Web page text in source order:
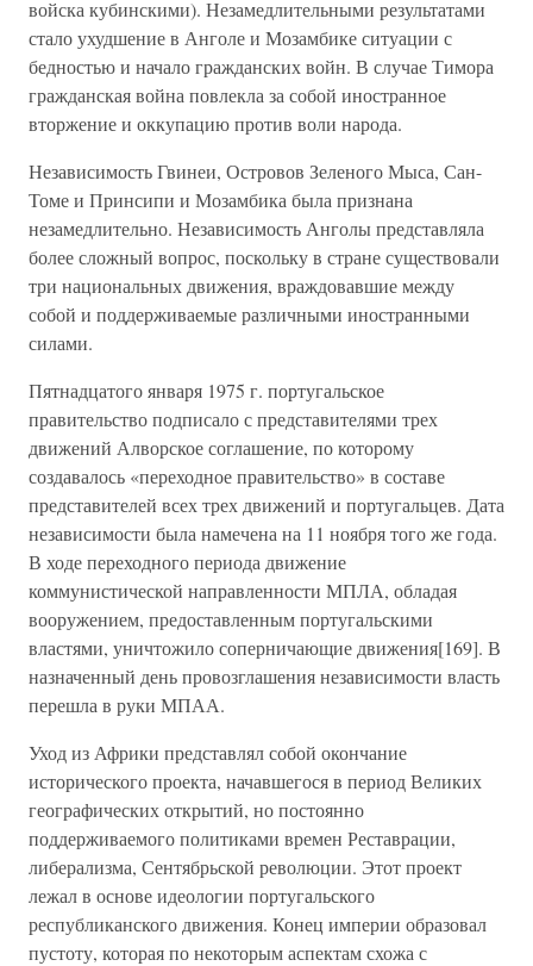
войска кубинскими). Незамедлительными результатами
стало ухудшение в Анголе и Мозамбике ситуации с
бедностью и начало гражданских войн. В случае Тимора
гражданская война повлекла за собой иностранное
вторжение и оккупацию против воли народа.
Независимость Гвинеи, Островов Зеленого Мыса, Сан-
Томе и Принсипи и Мозамбика была признана
незамедлительно. Независимость Анголы представляла
более сложный вопрос, поскольку в стране существовали
три национальных движения, враждовавшие между
собой и поддерживаемые различными иностранными
силами.
Пятнадцатого января 1975 г. португальское
правительство подписало с представителями трех
движений Алворское соглашение, по которому
создавалось «переходное правительство» в составе
представителей всех трех движений и португальцев. Дата
независимости была намечена на 11 ноября того же года.
В ходе переходного периода движение
коммунистической направленности МПЛА, обладая
вооружением, предоставленным португальскими
властями, уничтожило соперничающие движения[169]. В
назначенный день провозглашения независимости власть
перешла в руки МПАА.
Уход из Африки представлял собой окончание
исторического проекта, начавшегося в период Великих
географических открытий, но постоянно
поддерживаемого политиками времен Реставрации,
либерализма, Сентябрьской революции. Этот проект
лежал в основе идеологии португальского
республиканского движения. Конец империи образовал
пустоту, которая по некоторым аспектам схожа с